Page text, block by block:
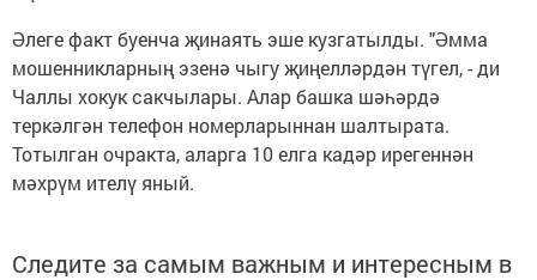
Әлеге факт буенча җинаять эше кузгатылды. "Әмма
мошенникларның эзенә чыгу җиңелләрдән түгел, - ди
Чаллы хокук сакчылары. Алар башка шәһәрдә
теркәлгән телефон номерларыннан шалтырата.
Тотылган очракта, аларга 10 елга кадәр ирегеннән
мәхрүм ителү яный.
Следите за самым важным и интересным в